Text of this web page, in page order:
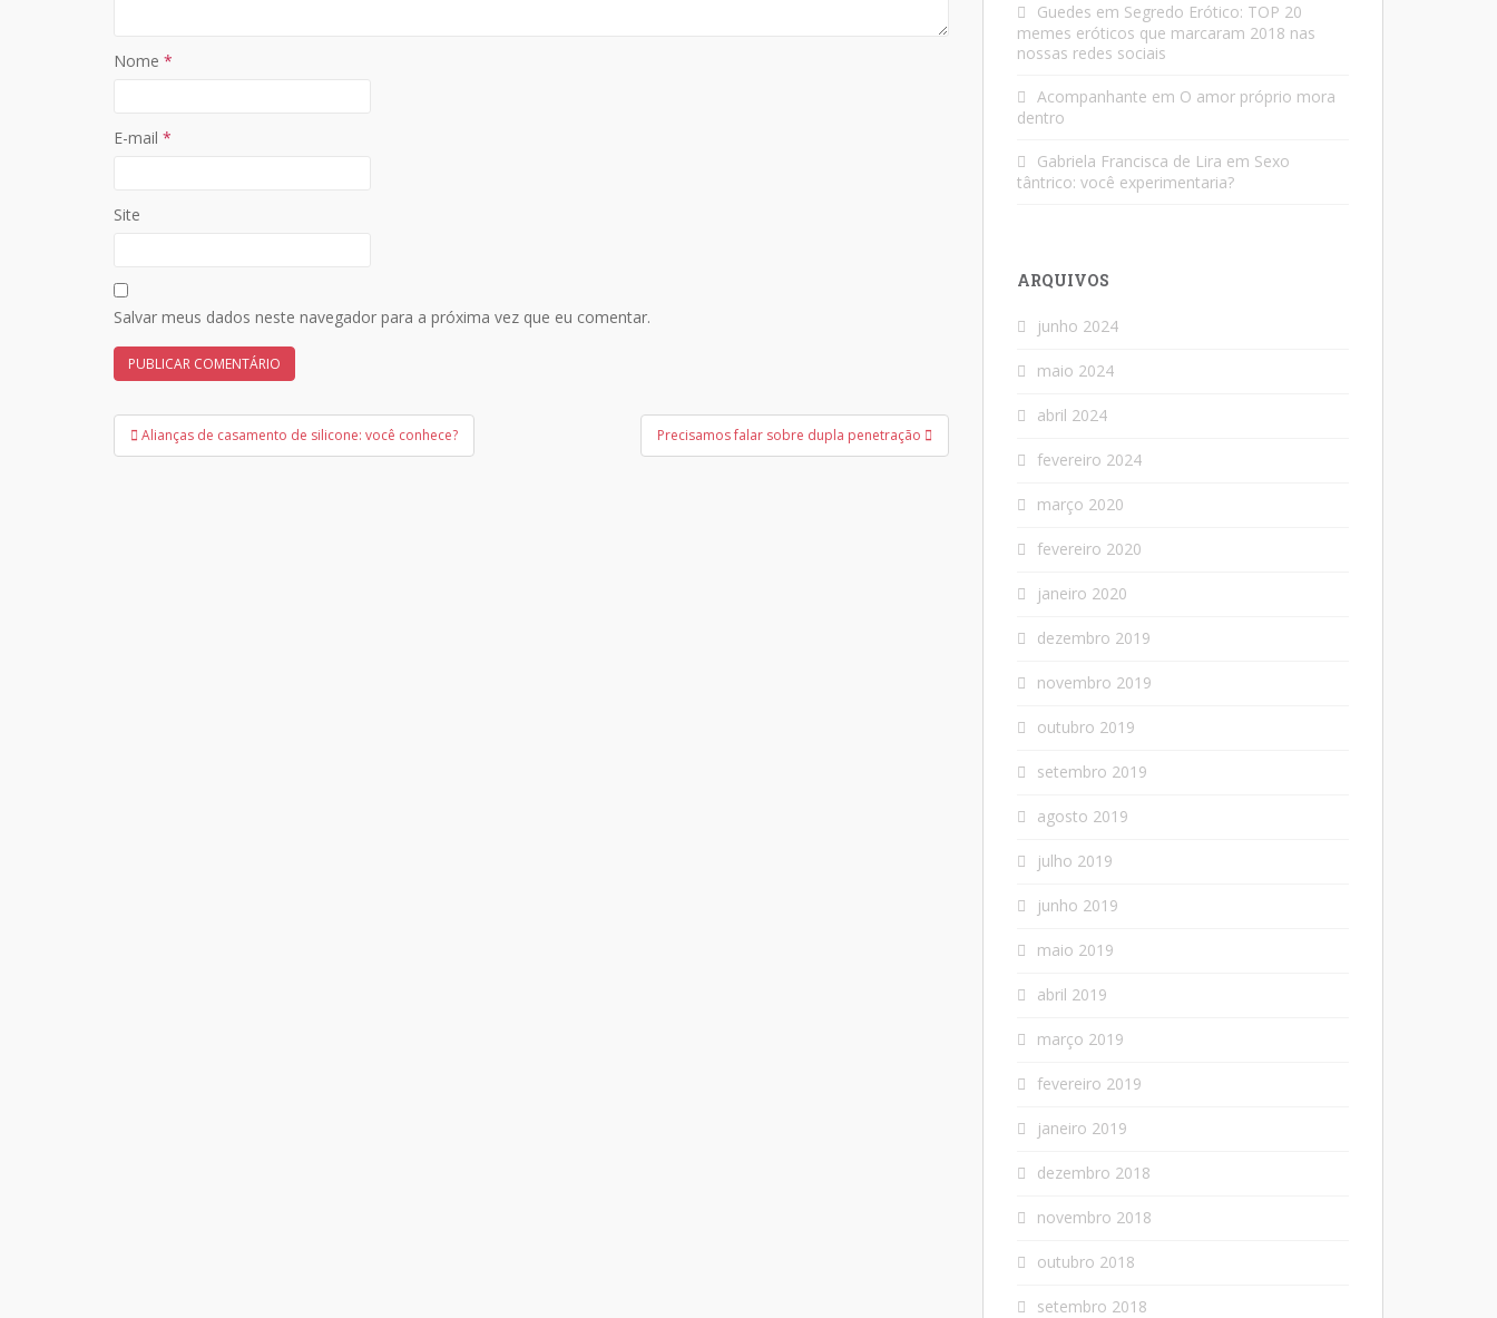
Nome *
E-mail *
Site
Salvar meus dados neste navegador para a próxima vez que eu comentar.
Navegação
de
Alianças​ ​de​ ​casamento​ ​de​ ​silicone:​ ​você​ ​conhece? Precisamos falar sobre dupla penetração
Guedes em Segredo Erótico: TOP 20
memes eróticos que marcaram 2018 nas
nossas redes sociais
Acompanhante em O amor próprio mora
dentro
Gabriela Francisca de Lira em Sexo
tântrico: você experimentaria?
ARQUIVOS
junho 2024
maio 2024
abril 2024
fevereiro 2024
março 2020
fevereiro 2020
janeiro 2020
dezembro 2019
novembro 2019
outubro 2019
setembro 2019
agosto 2019
julho 2019
junho 2019
maio 2019
abril 2019
março 2019
fevereiro 2019
janeiro 2019
dezembro 2018
novembro 2018
outubro 2018
setembro 2018